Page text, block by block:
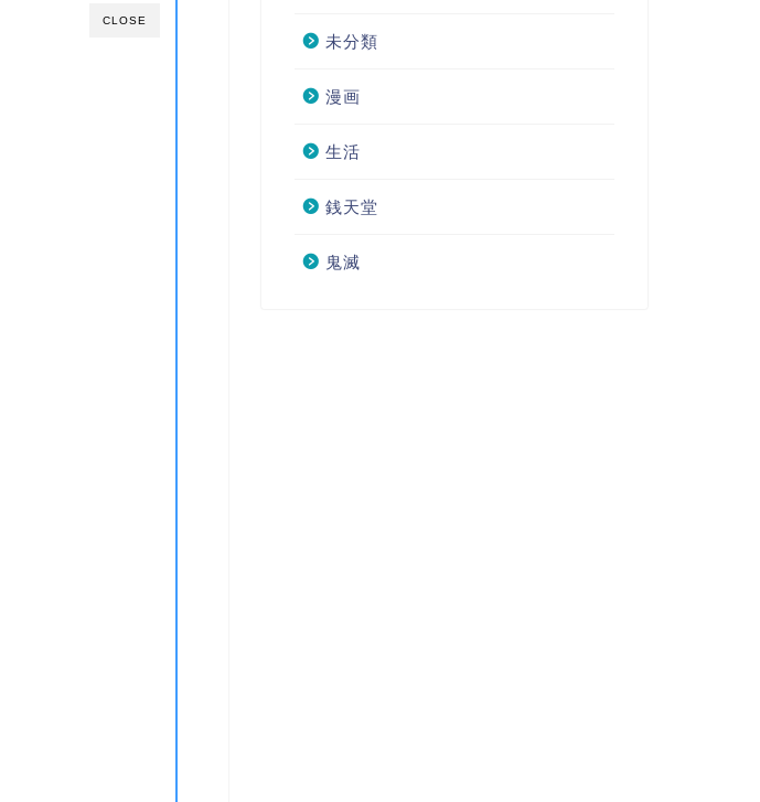
CLOSE
未分類
漫画
生活
銭天堂
鬼滅